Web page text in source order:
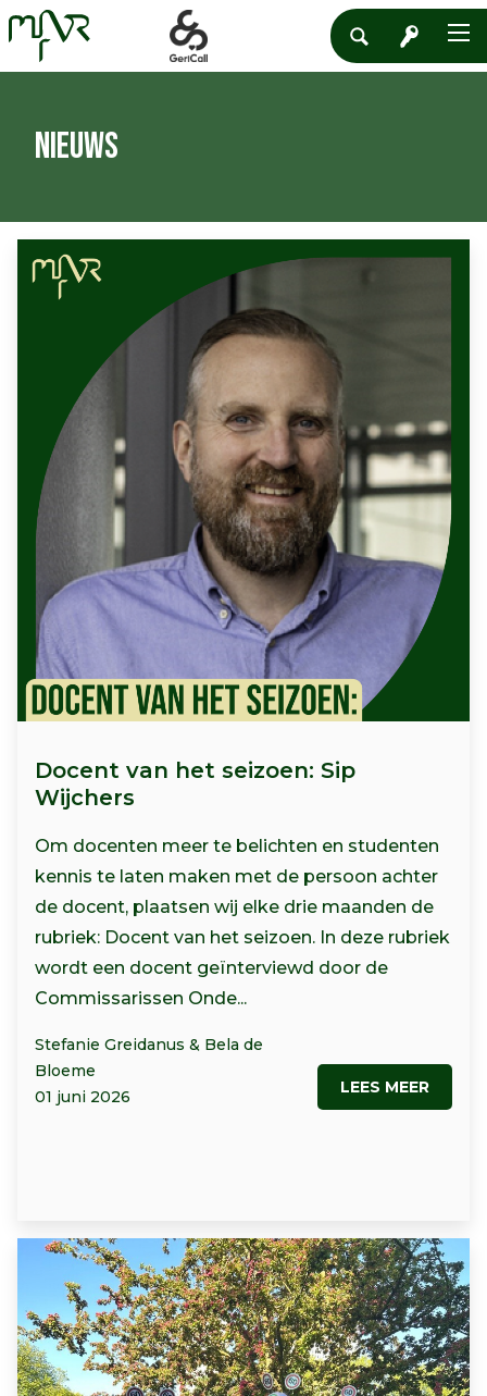
Nieuws
Docent van het seizoen: Sip
Wijchers
Om docenten meer te belichten en studenten
kennis te laten maken met de persoon achter
de docent, plaatsen wij elke drie maanden de
rubriek: Docent van het seizoen. In deze rubriek
wordt een docent geïnterviewd door de
Commissarissen Onde...
Stefanie Greidanus & Bela de
Bloeme
01 juni 2026
LEES MEER